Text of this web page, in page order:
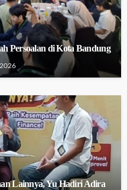
Persoalan di Kota Bandung
Lainnya, Yu Hadiri Adira